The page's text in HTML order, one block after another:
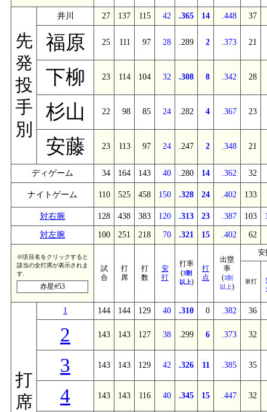
先
発
投
手
別
井川 27 137 115 42 .365 14 .448 37
福原 25 111 97 28 .289 2 .373 21
下柳 23 114 104 32 .308 8 .342 28
杉山 22 98 85 24 .282 4 .367 23
安藤 23 113 97 24 .247 2 .348 21
ディゲーム 34 164 143 40 .280 14 .362 32
ナイトゲーム 110 525 458 150 .328 24 .402 133
対右腕 128 438 383 120 .313 23 .387 103
対左腕 100 251 218 70 .321 15 .402 62
※項目名をクリックすると
該当の全打席が表示されま
す.
赤星#53
試
合
打
席
打
数
安
打
打率
(3割
以上)
打
点
出塁
率
(3割
以上)
安
単打
打
席
1 144 144 129 40 .310 0 .382 36
2 143 143 127 38 .299 6 .373 32
3 143 143 129 42 .326 11 .385 35
4 143 143 116 40 .345 15 .447 32